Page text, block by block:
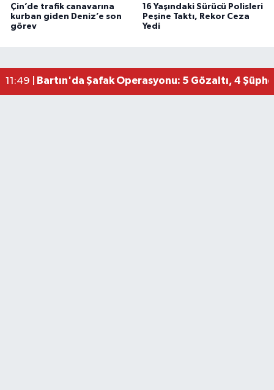
Çin’de trafik canavarına
kurban giden Deniz’e son
görev
16 Yaşındaki Sürücü Polisleri
Peşine Taktı, Rekor Ceza
Yedi
11:49 | Bartın'da Şafak Operasyonu: 5 Gözaltı, 4